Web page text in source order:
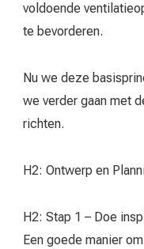
voldoende
te bevorderen.
Nu we deze
we verder gaan met
richten.
H2: Ontwerp en
H2: Stap 1 – Doe
Een goede manier